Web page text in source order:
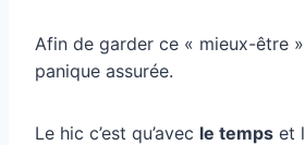
Afin de garder ce « mieux-être
panique assurée.
Le hic c’est qu’avec le temps et